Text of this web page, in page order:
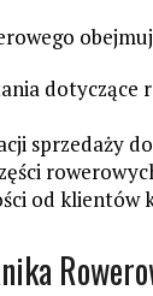
dotyczące
sprzedaży
od klientów